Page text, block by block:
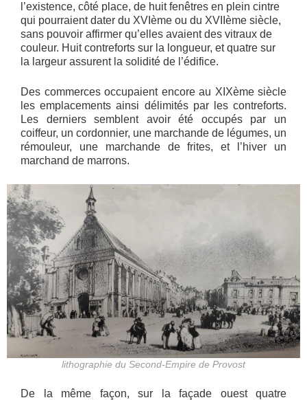
l’existence, côté place, de huit fenêtres en plein cintre
qui pourraient dater du XVIème ou du XVIIème siècle,
sans pouvoir affirmer qu’elles avaient des vitraux de
couleur. Huit contreforts sur la longueur, et quatre sur
la largeur assurent la solidité de l’édifice.
Des commerces occupaient encore au XIXème siècle
les emplacements ainsi délimités par les contreforts.
Les derniers semblent avoir été occupés par un
coiffeur, un cordonnier, une marchande de légumes, un
rémouleur, une marchande de frites, et l’hiver un
marchand de marrons.
lithographie du Second-Empire de Provost
De la même façon, sur la façade ouest quatre